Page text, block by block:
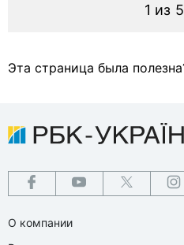
1 из
Эта страница была
О компании